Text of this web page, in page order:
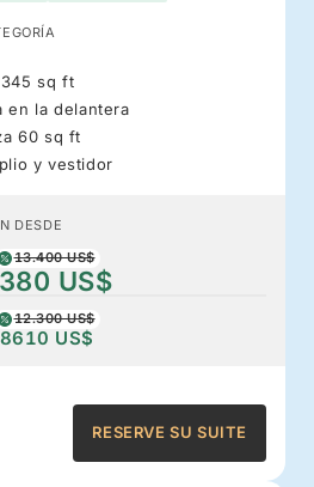
sq ft
en la delantera
60 sq ft
y vestidor
DESDE
13.400 US$
US$
12.300 US$
8610 US$
RESERVE SU SUITE